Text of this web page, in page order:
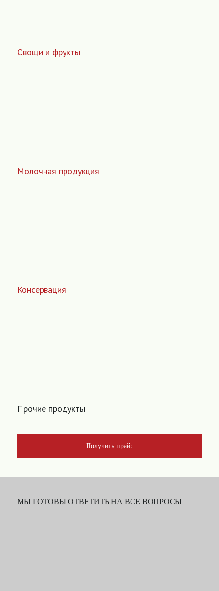
Овощи и фрукты
Молочная продукция
Консервация
Прочие продукты
Получить прайс
МЫ ГОТОВЫ ОТВЕТИТЬ НА ВСЕ ВОПРОСЫ